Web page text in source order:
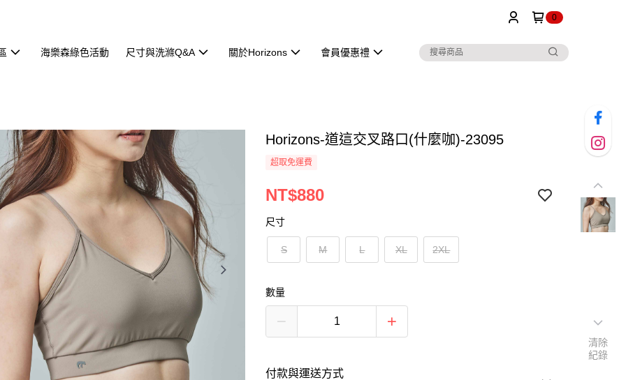
0
海樂森綠色活動 尺寸與洗滌Q&A 關於Horizons 會員優惠禮
Horizons-道這交叉路口(什麼咖)-23095
超取免運費
NT$880
尺寸
S M L XL 2XL
數量
付款與運送方式
清除
紀錄